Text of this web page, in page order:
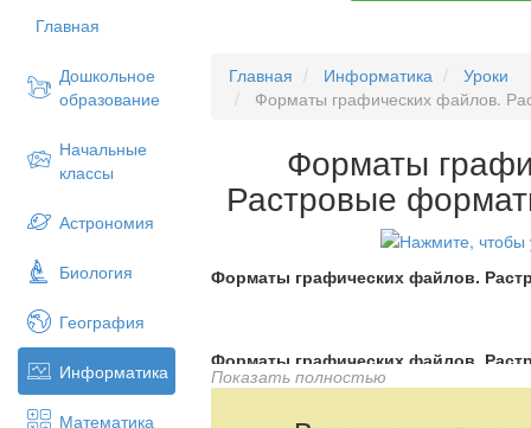
Главная
Дошкольное
образование
Начальные
классы
Астрономия
Биология
География
Информатика
Математика
Главная Информатика
Уроки
Форматы графических файлов.
Форматы
Растровые
Форматы графических файлов.
Форматы графических файлов.
Показать полностью